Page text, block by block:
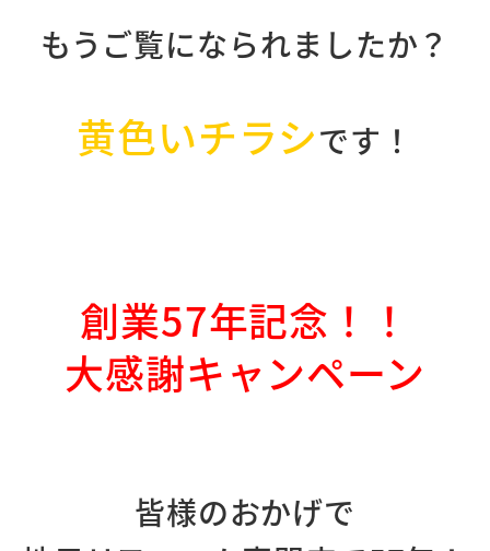
もうご覧になられましたか？
黄色いチラシです！
創業57年記念！！
大感謝キャンペーン
皆様のおかげで